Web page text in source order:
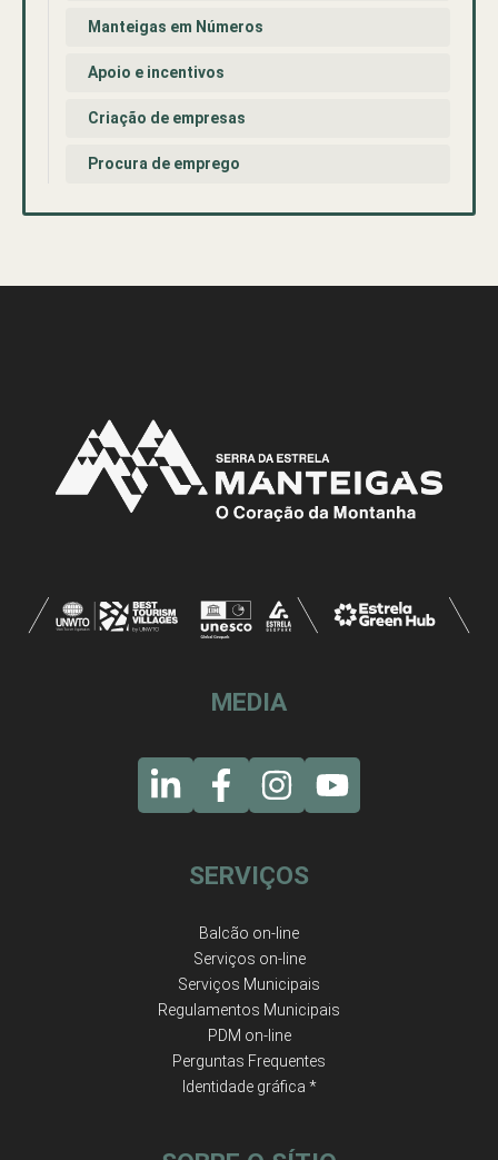
Manteigas em Números
Apoio e incentivos
Criação de empresas
Procura de emprego
MEDIA
SERVIÇOS
Balcão on-line
Serviços on-line
Serviços Municipais
Regulamentos Municipais
PDM on-line
Perguntas Frequentes
Identidade gráfica *